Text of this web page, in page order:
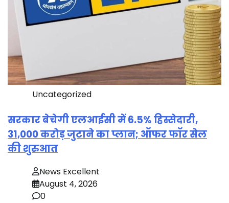
Uncategorized
सरकार बेचेगी एलआईसी में 6.5% हिस्सेदारी,
31,000 करोड़ जुटाने का प्लान; ऑफर फॉर सेल
की शुरुआत
News Excellent
August 4, 2026
0